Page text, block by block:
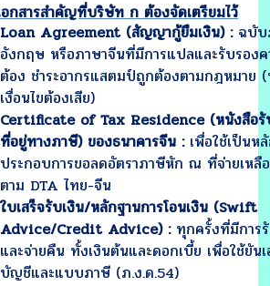
กสารสำคัญที่บริษัท ก ต้องจัดเตรียมไว้
Loan Agreement (สัญญากู้ยืมเงิน) :ฉบับ
อังกฤษ หรือภาษาจีนที่มีการแปลและรับรอง
ต้อง ชำระอากรแสตมป์ถูกต้องตามกฎหมาย (
เงื่อนไขต้องเสีย)
Certificate of Tax Residence (หนังสือรั
ที่อยู่ทางภาษี) ของธนาคารจีน :เพื่อใช้เป็นห
ประกอบการขอลดอัตราภาษีหัก ณ ที่จ่ายเหลื
ตาม DTA ไทย-จีน
ใบเสร็จรับเงิน/หลักฐานการโอนเงิน (Swift
Advice/Credit Advice) :ทุกครั้งที่มีการ
และจ่ายคืน ทั้งเงินต้นและดอกเบี้ย เพื่อใช้ยัน
บัญชีและแบบภาษี (ภ.ง.ด.54)